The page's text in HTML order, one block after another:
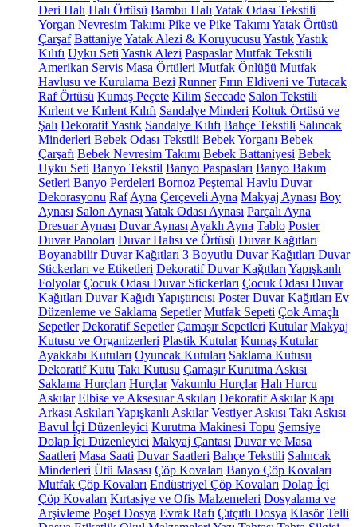
Deri Halı Halı Örtüsü Bambu Halı Yatak Odası Tekstili
Yorgan Nevresim Takımı Pike ve Pike Takımı Yatak Örtüsü
Çarşaf BattaniyeYatak Alezi & Koruyucusu YastıkYastık
Kılıfı Uyku Seti Yastık Alezi Paspaslar Mutfak Tekstili
Amerikan Servis Masa Örtüleri Mutfak Önlüğü Mutfak
Havlusu ve Kurulama Bezi Runner Fırın Eldiveni ve Tutacak
Raf Örtüsü Kumaş Peçete Kilim Seccade Salon Tekstili
Kırlent ve Kırlent Kılıfı Sandalye Minderi Koltuk Örtüsü ve
Şalı Dekoratif Yastık Sandalye Kılıfı Bahçe Tekstili Salıncak
Minderleri Bebek Odası Tekstili Bebek Yorganı Bebek
Çarşafı Bebek Nevresim Takımı Bebek Battaniyesi Bebek
Uyku Seti Banyo Tekstil Banyo Paspasları Banyo Bakım
Setleri Banyo Perdeleri Bornoz Peştemal Havlu Duvar
Dekorasyonu Raf Ayna Çerçeveli Ayna Makyaj Aynası Boy
Aynası Salon Aynası Yatak Odası Aynası Parçalı Ayna
Dresuar Aynası Duvar Aynası Ayaklı Ayna Tablo Poster
Duvar Panoları Duvar Halısı ve Örtüsü Duvar Kağıtları
Boyanabilir Duvar Kağıtları 3 Boyutlu Duvar Kağıtları Duvar
Stickerları ve Etiketleri Dekoratif Duvar Kağıtları Yapışkanlı
Folyolar Çocuk Odası Duvar Stickerları Çocuk Odası Duvar
Kağıtları Duvar Kağıdı Yapıştırıcısı Poster Duvar Kağıtları Ev
Düzenleme ve Saklama Sepetler Mutfak Sepeti Çok Amaçlı
Sepetler Dekoratif Sepetler Çamaşır Sepetleri Kutular Makyaj
Kutusu ve Organizerleri Plastik Kutular Kumaş Kutular
Ayakkabı Kutuları Oyuncak Kutuları Saklama Kutusu
Dekoratif Kutu Takı Kutusu Çamaşır Kurutma Askısı
Saklama Hurçları Hurçlar Vakumlu Hurçlar Halı Hurcu
Askılar Elbise ve Aksesuar Askıları Dekoratif Askılar Kapı
Arkası Askıları Yapışkanlı Askılar Vestiyer Askısı Takı Askısı
Bavul İçi Düzenleyici Kurutma Makinesi Topu Şemsiye
Dolap İçi Düzenleyici Makyaj Çantası Duvar ve Masa
Saatleri Masa Saati Duvar Saatleri Bahçe Tekstili Salıncak
Minderleri Ütü Masası Çöp Kovaları Banyo Çöp Kovaları
Mutfak Çöp Kovaları Endüstriyel Çöp Kovaları Dolap İçi
Çöp Kovaları Kırtasiye ve Ofis Malzemeleri Dosyalama ve
Arşivleme Poşet Dosya Evrak Rafı Çıtçıtlı Dosya Klasör Telli